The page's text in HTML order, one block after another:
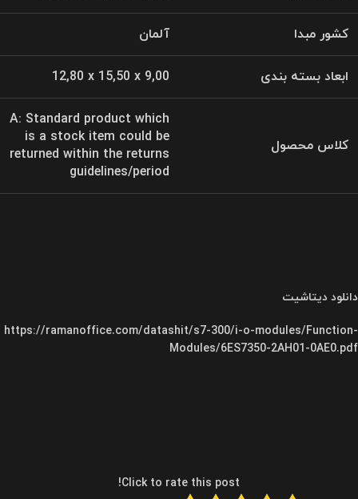
کشور مبدا آلمان
ابعاد بسته بندی 12,80 x 15,50 x 9,00
کلاس محصول
A: Standard product which
is a stock item could be
returned within the returns
guidelines/period
دانلود دیتاشیت
https://ramanoffice.com/datashit/s7-300/i-o-modules/Function-
Modules/6ES7350-2AH01-0AE0.pdf
Click to rate this post!